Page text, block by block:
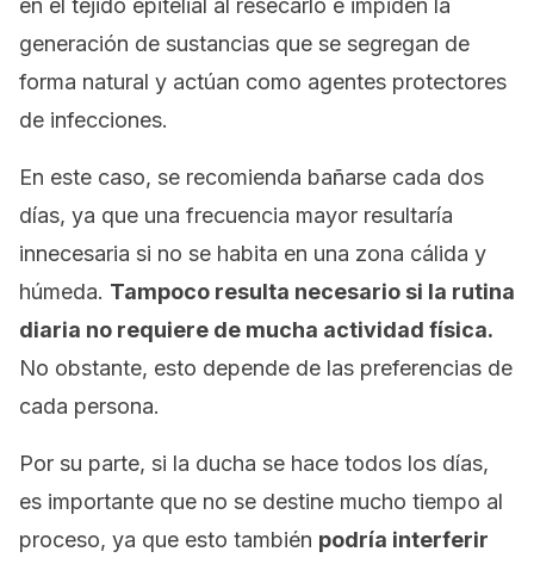
en el tejido epitelial al resecarlo e impiden la
generación de sustancias que se segregan de
forma natural y actúan como agentes protectores
de infecciones.
En este caso, se recomienda bañarse cada dos
días, ya que una frecuencia mayor resultaría
innecesaria si no se habita en una zona cálida y
húmeda. Tampoco resulta necesario si la rutina
diaria no requiere de mucha actividad física.
No obstante, esto depende de las preferencias de
cada persona.
Por su parte, si la ducha se hace todos los días,
es importante que no se destine mucho tiempo al
proceso, ya que esto también podría interferir